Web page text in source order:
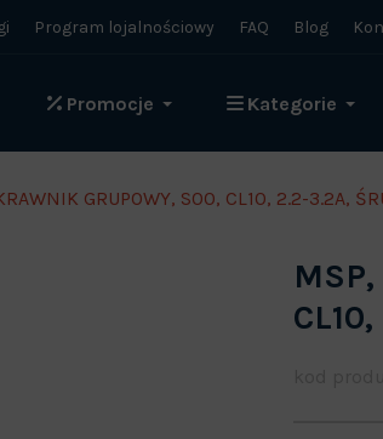
Program lojalnościowy FAQ Blog
Promocje Kategorie
GRUPOWY, S00, CL10, 2.2-3.2A,